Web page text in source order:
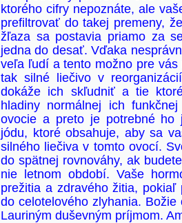
ktorého cifry nepoznáte, ale
prefiltrovať do takej premeny,
žľaza sa postavia priamo za
jedna do desať. Vďaka
veľa ľudí a tento možno pre
tak silné liečivo v
dokáže ich skľudniť a tie
hladiny normálnej ich
ovocie a preto je potrebné ho
jódu, ktoré obsahuje, aby sa
silného liečiva v tomto ovocí.
do spätnej rovnováhy, ak
nie letnom období. Vaše
prežitia a zdravého žitia,
do celotelového zlyhania.
Lauriným duševným príjmom.